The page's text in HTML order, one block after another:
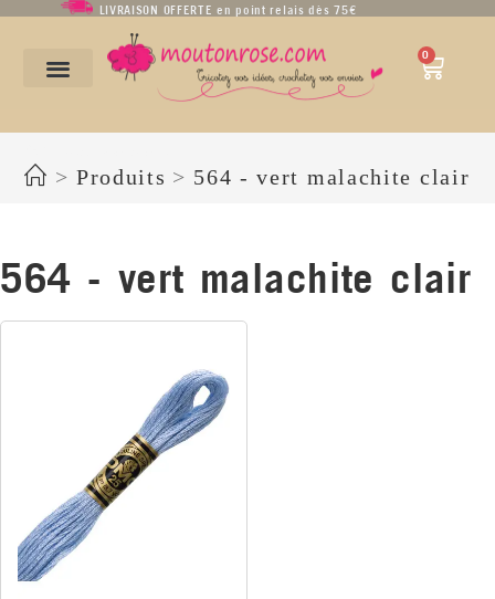
LIVRAISON OFFERTE en point relais dès 75€
0
> Produits > 564 - vert malachite clair
564 - vert malachite clair